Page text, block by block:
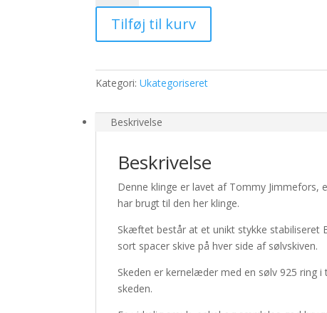
23
antalTilføj til kurv
Kategori:Ukategoriseret
Beskrivelse
Beskrivelse
Denne klinge er lavet af Tommy Jimmefors,
har brugt til den her klinge.
Skæftet består at et unikt stykke stabiliseret
sort spacer skive på hver side af sølvskiven.
Skeden er kernelæder med en sølv 925 ring
skeden.